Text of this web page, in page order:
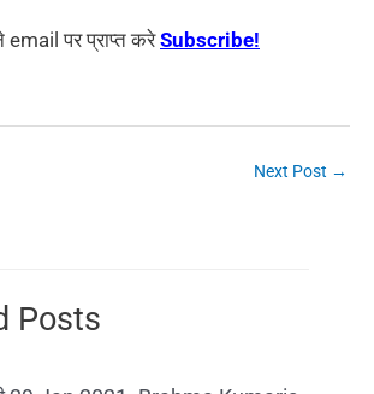
email पर प्राप्त करेSubscribe!
Next Post →
Posts